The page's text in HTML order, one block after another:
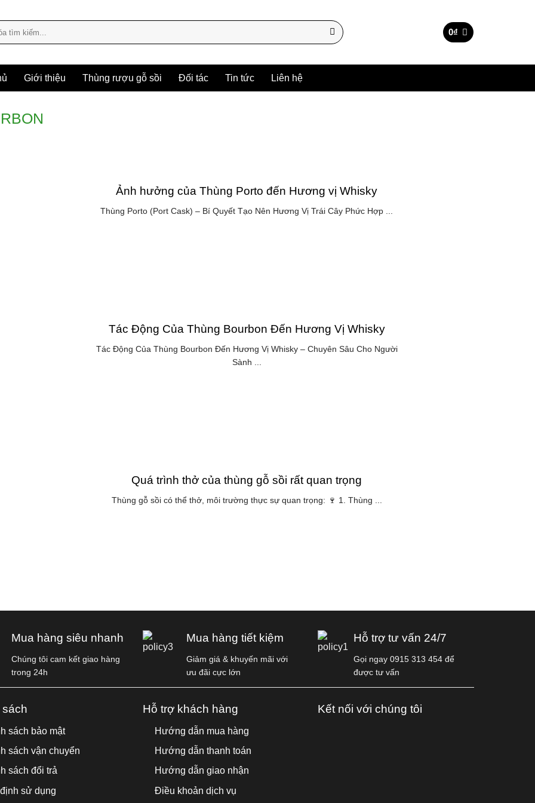
0₫
Giới thiệu Thùng rượu gỗ sồi Đối tác Tin tức Liên hệ
Ảnh hưởng của Thùng Porto đến Hương vị Whisky
Thùng Porto (Port Cask) – Bí Quyết Tạo Nên Hương Vị Trái Cây Phức Hợp ...
Tác Động Của Thùng Bourbon Đến Hương Vị Whisky
Tác Động Của Thùng Bourbon Đến Hương Vị Whisky – Chuyên Sâu Cho Người
Sành ...
Quá trình thở của thùng gỗ sồi rất quan trọng
Thùng gỗ sồi có thể thở, môi trường thực sự quan trọng: 🍷 1. Thùng ...
Mua hàng siêu nhanh
Chúng tôi cam kết giao hàng
trong 24h
Mua hàng tiết kiệm
Giảm giá & khuyến mãi với
ưu đãi cực lớn
Hỗ trợ tư vấn 24/7
Gọi ngay 0915 313 454 để
được tư vấn
sách bảo mật
sách vận chuyển
sách đổi trả
sử dụng
Hỗ trợ khách hàng
Hướng dẫn mua hàng
Hướng dẫn thanh toán
Hướng dẫn giao nhận
Điều khoản dịch vụ
Kết nối với chúng tôi